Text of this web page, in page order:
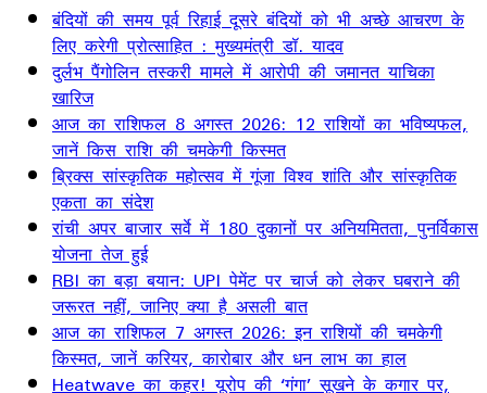
बंदियों की समय पूर्व रिहाई दूसरे बंदियों को भी अच्छे आचरण के
लिए करेगी प्रोत्साहित : मुख्यमंत्री डॉ. यादव
दुर्लभ पैंगोलिन तस्करी मामले में आरोपी की जमानत याचिका
खारिज
आज का राशिफल 8 अगस्त 2026: 12 राशियों का भविष्यफल,
जानें किस राशि की चमकेगी किस्मत
ब्रिक्स सांस्कृतिक महोत्सव में गूंजा विश्व शांति और सांस्कृतिक
एकता का संदेश
रांची अपर बाजार सर्वे में 180 दुकानों पर अनियमितता, पुनर्विकास
योजना तेज हुई
RBI का बड़ा बयान: UPI पेमेंट पर चार्ज को लेकर घबराने की
जरूरत नहीं, जानिए क्या है असली बात
आज का राशिफल 7 अगस्त 2026: इन राशियों की चमकेगी
किस्मत, जानें करियर, कारोबार और धन लाभ का हाल
Heatwave का कहर! यूरोप की ‘गंगा’ सूखने के कगार पर,